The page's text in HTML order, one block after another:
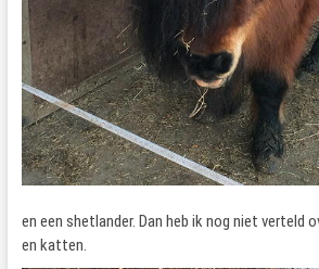
en een shetlander. Dan heb ik nog niet verteld
en katten.